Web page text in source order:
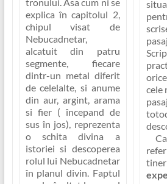
tronului. Asa cum ni se
explica în capitolul 2,
chipul visat de
Nebucadnetar,
alcatuit din patru
segmente, fiecare
dintr-un metal diferit
de celelalte, si anume
din aur, argint, arama
si fier ( începand de
sus în jos), reprezenta
o schita divina a
istoriei si descoperea
rolul lui Nebucadnetar
în planul divin. Faptul
cele
Ca